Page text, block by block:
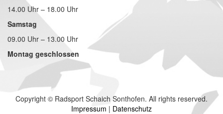
14.00 Uhr – 18.00 Uhr
Samstag
09.00 Uhr – 13.00 Uhr
Montag geschlossen
Copyright © Radsport Schaich Sonthofen. All rights reserved.
Impressum | Datenschutz